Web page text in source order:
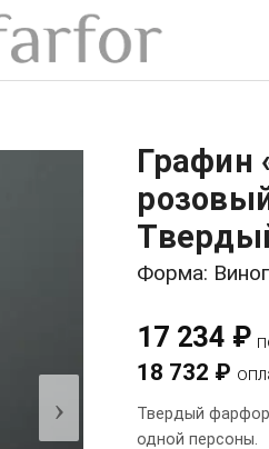
›
Графин
Форма:
17 234 ₽
18 732 ₽
Твердый
одной персоны.